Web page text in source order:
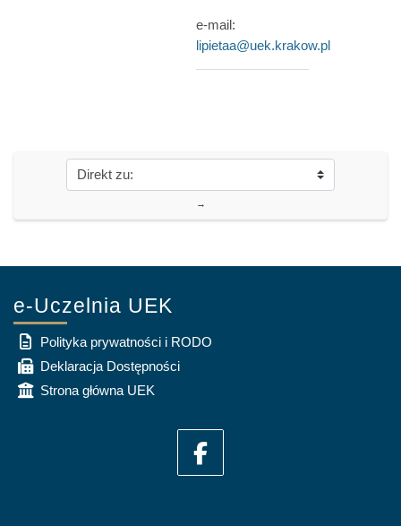
e-mail:
lipietaa@uek.krakow.pl
→
e-Uczelnia UEK
Polityka prywatności i RODO
Deklaracja Dostępności
Strona główna UEK